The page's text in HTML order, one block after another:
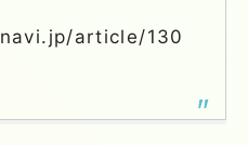
article/130